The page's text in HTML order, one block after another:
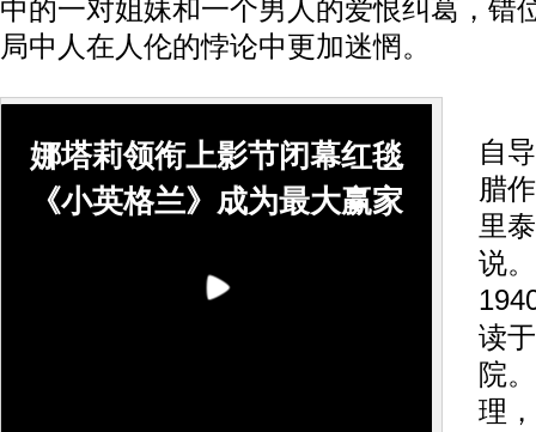
中的一对姐妹和一个男人的爱恨纠葛，错
局中人在人伦的悖论中更加迷惘。
娜塔莉领衔上影节闭幕红毯
《小英格兰》成为最大赢家
自
腊
里
说
读
院
理